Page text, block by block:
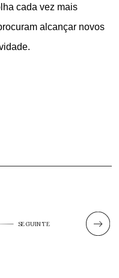
cada vez mais
alcançar novos
SEGUINTE